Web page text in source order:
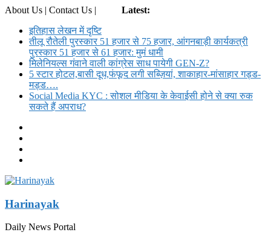
About Us | Contact Us |
Latest:
इतिहास लेखन में दृष्टि
तीलू रौतेली पुरस्कार 51 हजार से 75 हजार, आंगनबाड़ी कार्यकत्री
पुरस्कार 51 हजार से 61 हजार: मुमं धामी
मिलेनियल्स गंवाने वाली कांग्रेस साध पायेगी GEN-Z?
5 स्टार होटल,बासी दूध,फंफूद लगी सब्ज़ियां, शाकाहार-मांसाहार गड्ड-
मड्ड….
Social Media KYC : सोशल मीडिया के केवाईसी होने से क्या रुक
सकते हैं अपराध?
Harinayak
Daily News Portal